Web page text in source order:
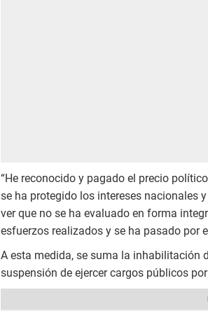
“He reconocido y pagado el precio
se ha protegido los intereses nacionales
ver que no se ha evaluado en forma
esfuerzos realizados y se ha pasado por
A esta medida, se suma la inhabilitación
suspensión de ejercer cargos públicos